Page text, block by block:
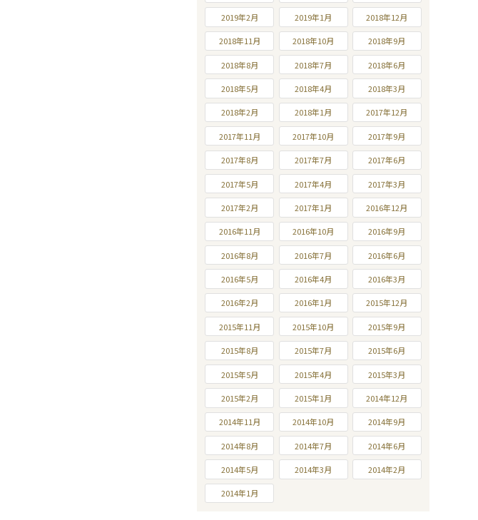
2019年2月 2019年1月 2018年12月
2018年11月 2018年10月 2018年9月
2018年8月 2018年7月 2018年6月
2018年5月 2018年4月 2018年3月
2018年2月 2018年1月 2017年12月
2017年11月 2017年10月 2017年9月
2017年8月 2017年7月 2017年6月
2017年5月 2017年4月 2017年3月
2017年2月 2017年1月 2016年12月
2016年11月 2016年10月 2016年9月
2016年8月 2016年7月 2016年6月
2016年5月 2016年4月 2016年3月
2016年2月 2016年1月 2015年12月
2015年11月 2015年10月 2015年9月
2015年8月 2015年7月 2015年6月
2015年5月 2015年4月 2015年3月
2015年2月 2015年1月 2014年12月
2014年11月 2014年10月 2014年9月
2014年8月 2014年7月 2014年6月
2014年5月 2014年3月 2014年2月
2014年1月